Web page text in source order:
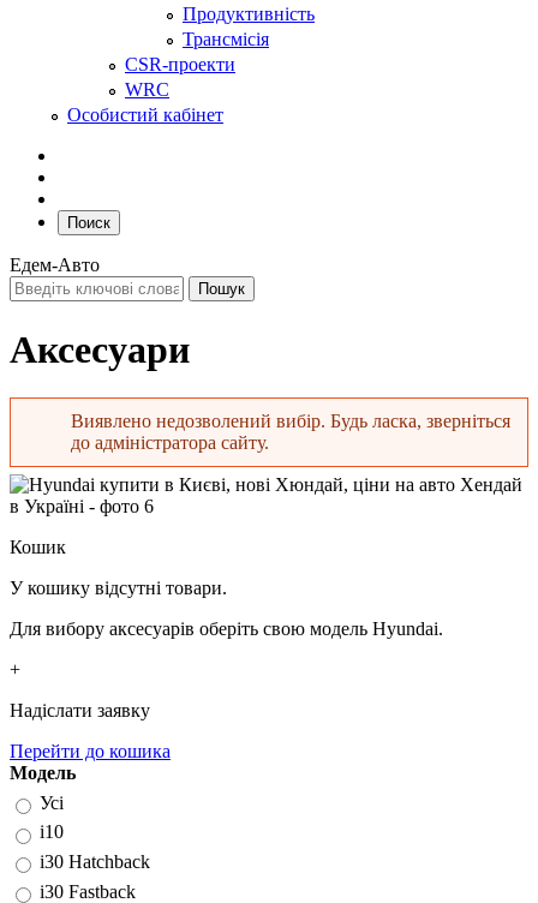
Продуктивність
Трансмісія
CSR-проекти
WRC
Особистий кабінет
Поиск
Едем-Авто
Аксесуари
Повідомлення про помилку
Виявлено недозволений вибір. Будь ласка, зверніться
до адміністратора сайту.
Кошик
У кошику відсутні товари.
Для вибору аксесуарів оберіть свою модель Hyundai.
+
Надіслати заявку
Перейти до кошика
Модель
Усі
i10
i30 Hatchback
i30 Fastback